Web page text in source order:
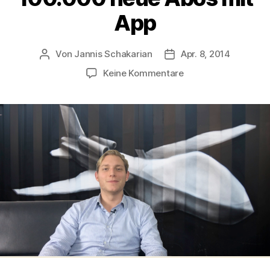
App
Beitragsautor
Von Jannis Schakarian
Apr. 8, 2014
Keine Kommentarezu
neue
Abos